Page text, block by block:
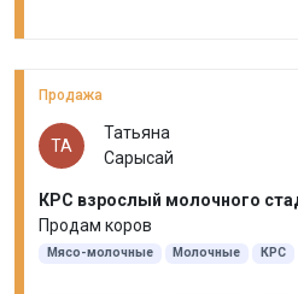
Продажа
ТА
Татьяна
Сарысай
КРС взрослый молочного
Продам коров
Мясо-молочные Молочные КРС